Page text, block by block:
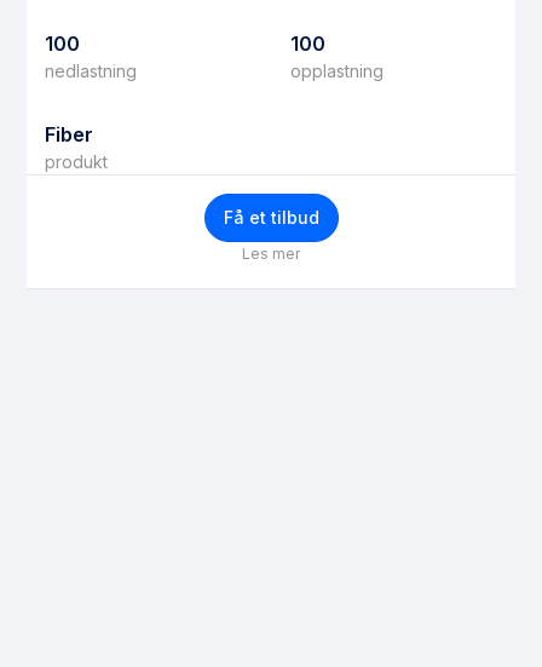
100
nedlastning
100
opplastning
Fiber
produkt
Få et tilbud
Les mer